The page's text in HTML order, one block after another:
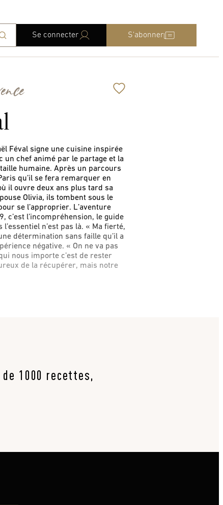
Se connecter S'abonner
Féval signe une cuisine inspirée
chef animé par le partage et la
humaine. Après un parcours
qu’il se fera remarquer en
il ouvre deux ans plus tard sa
Olivia, ils tombent sous le
se l’approprier. L’aventure
l’incompréhension, le guide
n’est pas là. « Ma fierté,
détermination sans faille qu’il a
négative. « On ne va pas
nous importe c’est de rester
de la récupérer, mais notre
1000 recettes,